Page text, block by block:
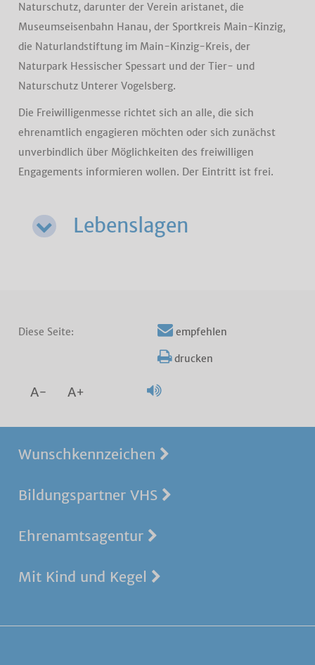
Naturschutz, darunter der Verein aristanet, die
Museumseisenbahn Hanau, der Sportkreis Main-Kinzig,
die Naturlandstiftung im Main-Kinzig-Kreis, der
Naturpark Hessischer Spessart und der Tier- und
Naturschutz Unterer Vogelsberg.
Die Freiwilligenmesse richtet sich an alle, die sich
ehrenamtlich engagieren möchten oder sich zunächst
unverbindlich über Möglichkeiten des freiwilligen
Engagements informieren wollen. Der Eintritt ist frei.
Lebenslagen
Diese Seite: empfehlen
drucken
A- A+
Wunschkennzeichen
Bildungspartner VHS
Ehrenamtsagentur
Mit Kind und Kegel